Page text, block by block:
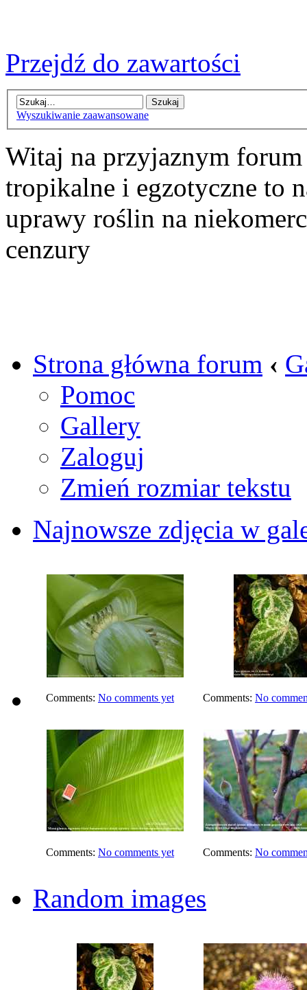
Przejdź do zawartości
Wyszukiwanie zaawansowane
Witaj na przyjaznym
tropikalne i egzotyczne to
uprawy roślin na
cenzury
Strona główna forum ‹
Pomoc
Gallery
Zaloguj
Zmień rozmiar tekstu
Najnowsze zdjęcia w
Comments: No comments yet Comments: No
Comments: No comments yet Comments: No
Random images